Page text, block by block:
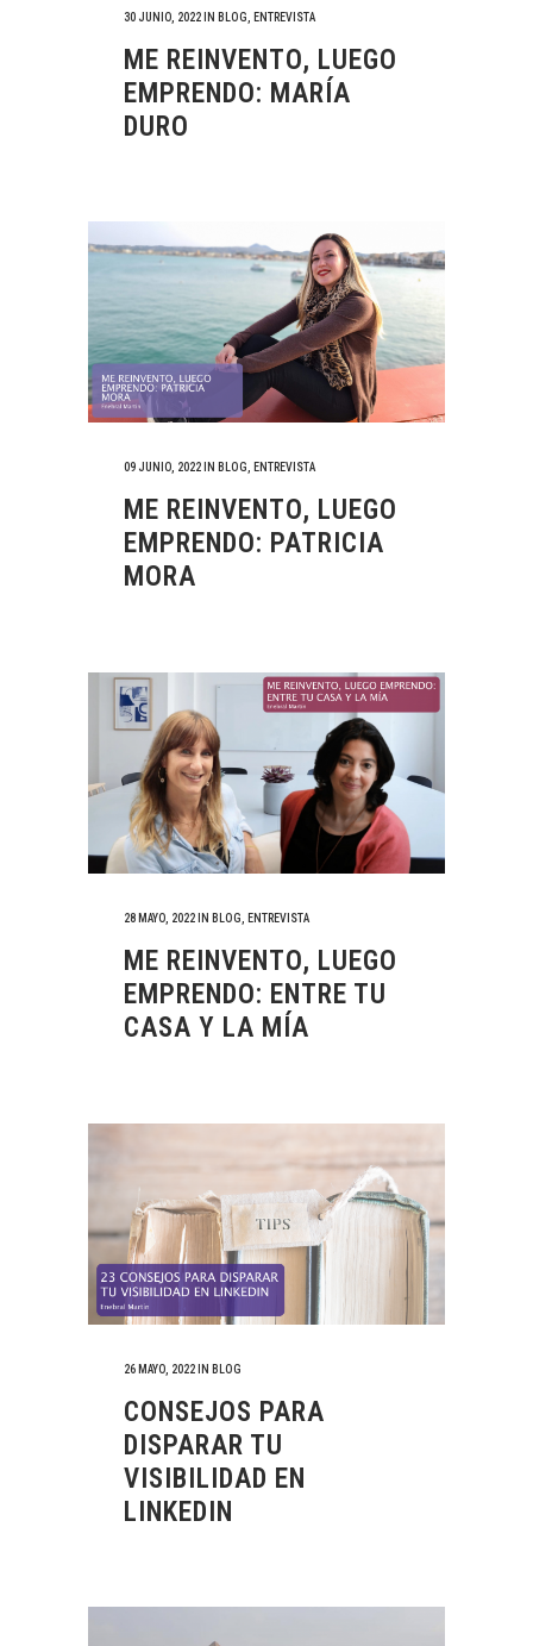
30 JUNIO, 2022 IN BLOG ENTREVISTA
ME REINVENTO, LUEGO
EMPRENDO: MARÍA
DURO
09 JUNIO, 2022 IN BLOG ENTREVISTA
ME REINVENTO, LUEGO
EMPRENDO: PATRICIA
MORA
28 MAYO, 2022 IN BLOG ENTREVISTA
ME REINVENTO, LUEGO
EMPRENDO: ENTRE TU
CASA Y LA MÍA
26 MAYO, 2022 IN BLOG
CONSEJOS PARA
DISPARAR TU
VISIBILIDAD EN
LINKEDIN